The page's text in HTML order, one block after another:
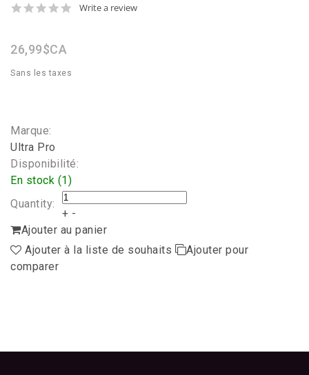
0.0
Write a review
26,99$CA
Sans les taxes
Marque:
Ultra Pro
Disponibilité:
En stock (1)
Quantity:
+ -
Ajouter au panier
Ajouter à la liste de souhaits
Ajouter pour
comparer